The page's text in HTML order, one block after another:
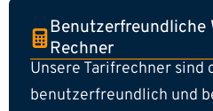
Benutzerfreundliche
Rechner
Unsere Tarifrechner sind
benutzerfreundlich und